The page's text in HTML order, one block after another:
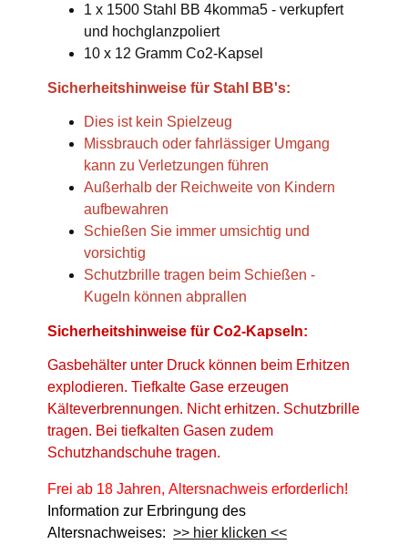
1 x 1500 Stahl BB 4komma5 - verkupfert
und hochglanzpoliert
10 x 12 Gramm Co2-Kapsel
Sicherheitshinweise für Stahl BB's:
Dies ist kein Spielzeug
Missbrauch oder fahrlässiger Umgang
kann zu Verletzungen führen
Außerhalb der Reichweite von Kindern
aufbewahren
Schießen Sie immer umsichtig und
vorsichtig
Schutzbrille tragen beim Schießen -
Kugeln können abprallen
Sicherheitshinweise für Co2-Kapseln:
Gasbehälter unter Druck können beim Erhitzen
explodieren. Tiefkalte Gase erzeugen
Kälteverbrennungen. Nicht erhitzen. Schutzbrille
tragen. Bei tiefkalten Gasen zudem
Schutzhandschuhe tragen.
Frei ab 18 Jahren, Altersnachweis erforderlich!
Information zur Erbringung des
Altersnachweises: >> hier klicken <<